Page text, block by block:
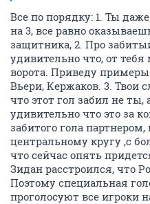
Все по порядку: 1. Ты
на 3, все равно
защитника, 2. Про
удивительно что, от
ворота. Приведу
Вьери, Кержаков. 3. Твои
что этот гол забил не ты,
удивительно что это за
забитого гола партнером,
центральному кругу ,с
что сейчас опять
Зидан расстроился, что
Поэтому специальная
проголосуют все игроки